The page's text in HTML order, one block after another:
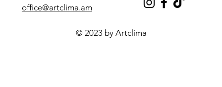
office@artclima.am
© 2023 by Artclima